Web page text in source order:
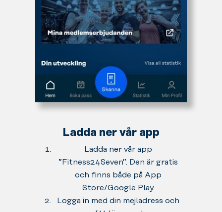
Ladda ner vår app
Ladda ner vår app
”Fitness24Seven”. Den är gratis
och finns både på App
Store/Google Play.
Logga in med din mejladress och